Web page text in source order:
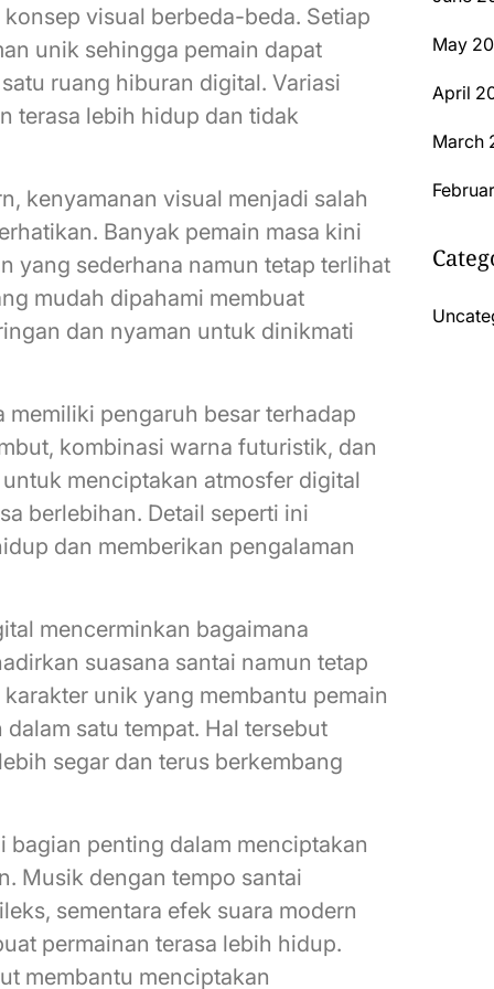
visual berbeda-beda. Setiap
unik sehingga pemain dapat
ruang hiburan digital. Variasi
terasa lebih hidup dan tidak
kenyamanan visual menjadi salah
Banyak pemain masa kini
yang sederhana namun tetap terlihat
mudah dipahami membuat
dan nyaman untuk dinikmati
pengaruh besar terhadap
kombinasi warna futuristik, dan
menciptakan atmosfer digital
berlebihan. Detail seperti ini
dan memberikan pengalaman
mencerminkan bagaimana
suasana santai namun tetap
unik yang membantu pemain
satu tempat. Hal tersebut
segar dan terus berkembang
penting dalam menciptakan
Musik dengan tempo santai
sementara efek suara modern
permainan terasa lebih hidup.
membantu menciptakan
May
April
March